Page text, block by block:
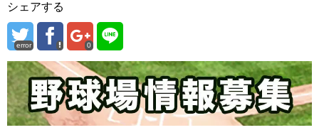
シェアする
error 0